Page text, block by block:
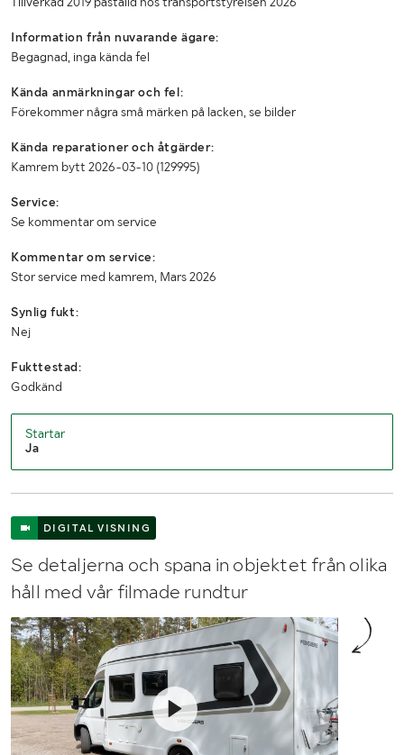
Max lastvikt (kg)
Max släpvagnsvikt (kg)
Bredd (mm)
Längd (mm)
Axelavstånd max
LASTHJÄLPSINFORMATION:
Lasthjälp
Information från nuvarande ägare:
Begagnad, inga kända fel
Kända anmärkningar och fel:
Förekommer några små märken på lacken, se bilder
Kända reparationer och åtgärder:
Kamrem bytt 2026-03-10 (129995)
Service:
Se kommentar om service
Kommentar om service:
Stor service med kamrem, Mars 2026
Synlig fukt:
Nej
Fukttestad:
Godkänd
Startar
Ja
DIGITAL VISNING
Se detaljerna och spana in objektet från olika
håll med vår filmade rundtur